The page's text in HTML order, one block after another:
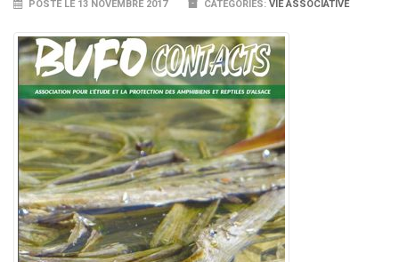
POSTÉ LE 13 NOVEMBRE 2017 CATEGORIES: VIE ASSOCIATIVE